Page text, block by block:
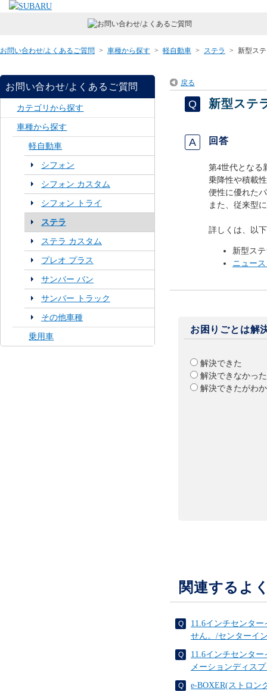
お問い合わせ/よくあるご質問 > 車種から探す > 軽自動車 > ステラ > 新型ス
お問い合わせ/よくあるご質問
カテゴリから探す
車種から探す
軽自動車
シフォン
シフォン カスタム
シフォン トライ
ステラ
ステラ カスタム
プレオ プラス
サンバー バン
サンバー トラック
その他車種
乗用車
戻る
新型ステ
回答
第4世代となる
乗降性や積載
便性に優れた
また、従来型
詳しくは、以
新型ス
ニュー
お困りごとは解
解決できた
解決できなかった
解決できたがわ
関連するよ
11.6インチセンタ
せん。/センターイ
11.6インチセンタ
メーションディス
e-BOXER(ストロン